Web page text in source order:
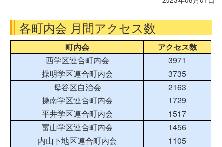
各町内会 月間アクセス数
町内会
アクセス数
西学区連合町内会
3971
操明学区連合町内会
3735
母谷区自治会
2163
操南学区連合町内会
1729
平井学区連合町内会
1517
富山学区連合町内会
1456
内山下地区連合町内会
1105